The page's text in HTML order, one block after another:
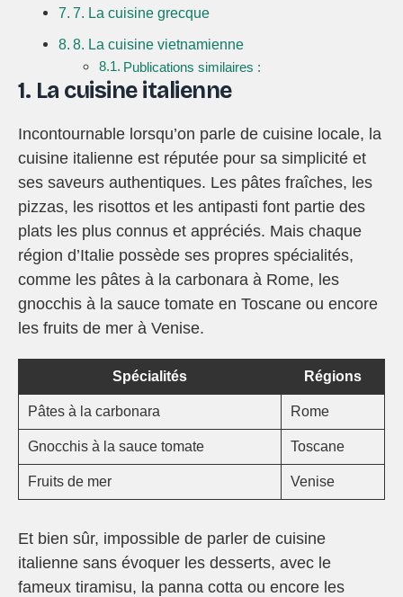
7. La cuisine grecque
8. La cuisine vietnamienne
Publications similaires :
1. La cuisine italienne
Incontournable lorsqu’on parle de cuisine locale, la
cuisine italienne est réputée pour sa simplicité et
ses saveurs authentiques. Les pâtes fraîches, les
pizzas, les risottos et les antipasti font partie des
plats les plus connus et appréciés. Mais chaque
région d’Italie possède ses propres spécialités,
comme les pâtes à la carbonara à Rome, les
gnocchis à la sauce tomate en Toscane ou encore
les fruits de mer à Venise.
Spécialités Régions
Pâtes à la carbonara Rome
Gnocchis à la sauce tomate Toscane
Fruits de mer Venise
Et bien sûr, impossible de parler de cuisine
italienne sans évoquer les desserts, avec le
fameux tiramisu, la panna cotta ou encore les